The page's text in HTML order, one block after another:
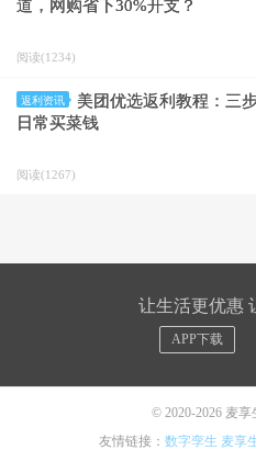
道，网购省下30%开支？
阅读(1234)
返利资讯
美团优选返利教程：三
日常买菜钱
阅读(1267)
让生活更优惠
APP下载
© 2020-2026 麦享
友情链接： 数字孪生 麦享